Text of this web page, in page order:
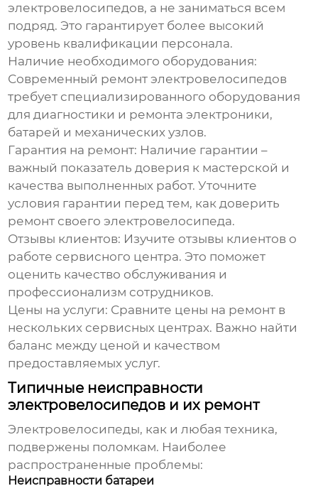
электровелосипедов, а не заниматься всем
подряд. Это гарантирует более высокий
уровень квалификации персонала.
Наличие необходимого оборудования:
Современный ремонт электровелосипедов
требует специализированного оборудования
для диагностики и ремонта электроники,
батарей и механических узлов.
Гарантия на ремонт: Наличие гарантии –
важный показатель доверия к мастерской и
качества выполненных работ. Уточните
условия гарантии перед тем, как доверить
ремонт своего электровелосипеда.
Отзывы клиентов: Изучите отзывы клиентов о
работе сервисного центра. Это поможет
оценить качество обслуживания и
профессионализм сотрудников.
Цены на услуги: Сравните цены на ремонт в
нескольких сервисных центрах. Важно найти
баланс между ценой и качеством
предоставляемых услуг.
Типичные неисправности
электровелосипедов и их ремонт
Электровелосипеды, как и любая техника,
подвержены поломкам. Наиболее
распространенные проблемы:
Неисправности батареи